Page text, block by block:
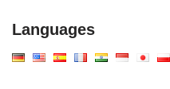
Languages